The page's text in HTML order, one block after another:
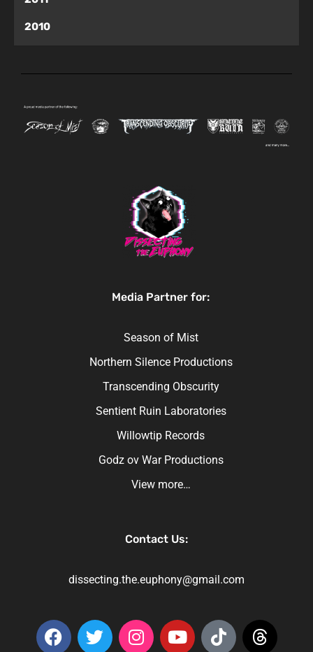
2010
Media Partner for:
Season of Mist
Northern Silence Productions
Transcending Obscurity
Sentient Ruin Laboratories
Willowtip Records
Godz ov War Productions
View more…
Contact Us:
dissecting.the.euphony@gmail.com